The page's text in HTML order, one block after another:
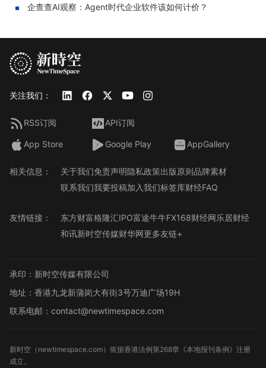
企查查AI观察：Agent时代企业软件该如何计价？
关注我们：
RSS订阅 API订阅
App Store Google Play AppGallery
相关信息： 关于我们免责声明隐私政策出版原则品牌素材
联系我们我要投稿加入我们标签库财经FAQ
友情链接： 东方财富格隆汇IPO富途牛牛FX168财经网乐居财经
和讯新时空传媒财华网更多友链+
承印：新时空传媒有限公司
地址：香港九龙新蒲岗大有街3号万迪广场19H
联系电邮：contact@newtimespace.com
新时空（ newtimespace.com）依据香港法例第268章《本地报刊条例》注册
成立。